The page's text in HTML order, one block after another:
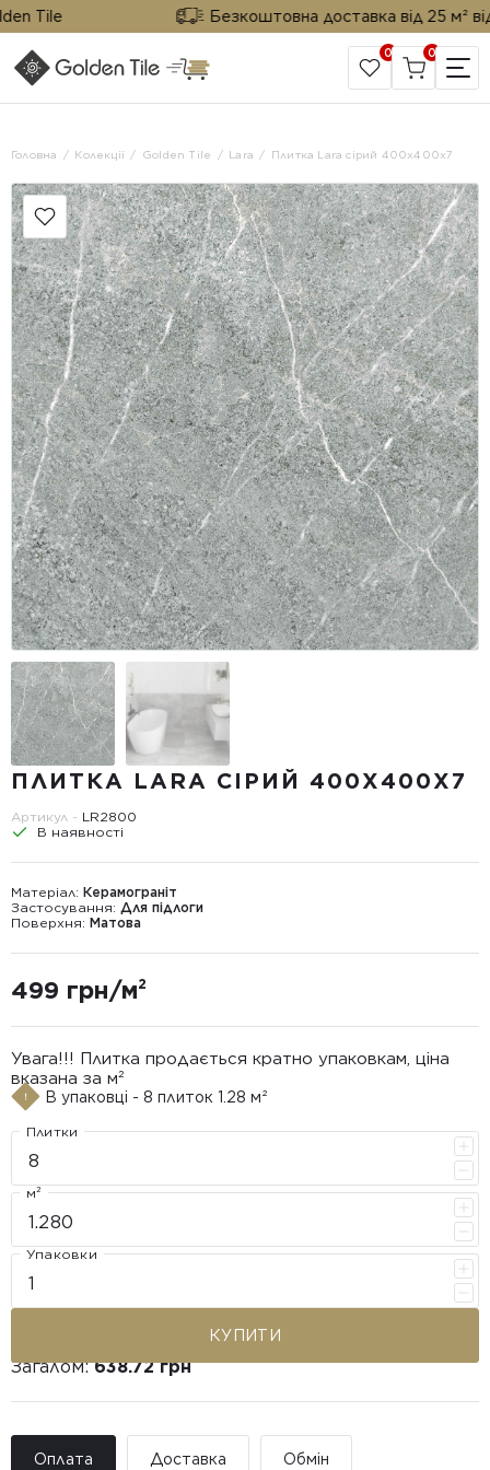
Tile Безкоштовна доставка від 25 м² від
САЙТ КОМПАНІЇ
0 0
Головна Колекції Golden Tile Lara Плитка Lara сірий 400х400x7
ПЛИТКА LARA СІРИЙ 400Х400X7
Артикул - LR2800
В наявності
Матеріал: Керамограніт
Застосування: Для підлоги
Поверхня: Матова
499 грн/м²
Увага!!! Плитка продається кратно упаковкам, ціна
вказана за м²
В упаковці - 8 плиток 1.28 м²
Плитки
м²
Упаковки
КУПИТИ
Загалом:638.72 грн
Оплата Доставка Обмін